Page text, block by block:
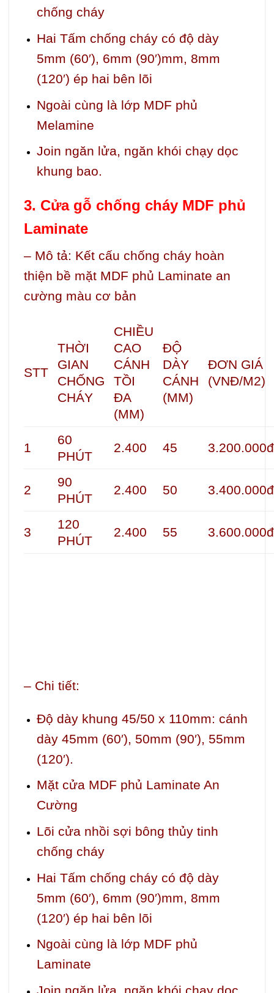
chống cháy
Hai Tấm chống cháy có độ dày
5mm (60′), 6mm (90′)mm, 8mm
(120′) ép hai bên lõi
Ngoài cùng là lớp MDF phủ
Melamine
Join ngăn lửa, ngăn khói chạy dọc
khung bao.
3. Cửa gỗ chống cháy MDF phủ
Laminate
– Mô tả: Kết cấu chống cháy hoàn
thiện bề mặt MDF phủ Laminate an
cường màu cơ bản
STT
THỜI
GIAN
CHỐNG
CHÁY
CHIỀU
CAO
CÁNH
TỒI
ĐA
(MM)
ĐỘ
DÀY
CÁNH
(MM)
ĐƠN GIÁ
(VNĐ/M2)
1
60
PHÚT
2.400 45 3.200.000đ
2
90
PHÚT
2.400 50 3.400.000đ
3
120
PHÚT
2.400 55 3.600.000đ
– Chi tiết:
Độ dày khung 45/50 x 110mm: cánh
dày 45mm (60′), 50mm (90′), 55mm
(120′).
Mặt cửa MDF phủ Laminate An
Cường
Lõi cửa nhồi sợi bông thủy tinh
chống cháy
Hai Tấm chống cháy có độ dày
5mm (60′), 6mm (90′)mm, 8mm
(120′) ép hai bên lõi
Ngoài cùng là lớp MDF phủ
Laminate
Join ngăn lửa, ngăn khói chạy dọc